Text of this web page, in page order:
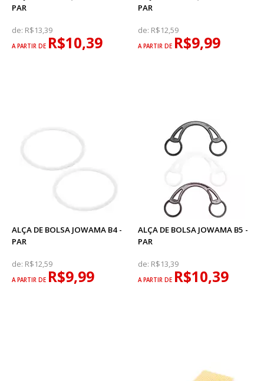
PAR
de: R$13,39
A PARTIR DE R$10,39
PAR
de: R$12,59
A PARTIR DE R$9,99
ALÇA DE BOLSA JOWAMA B4 -
PAR
de: R$12,59
A PARTIR DE R$9,99
ALÇA DE BOLSA JOWAMA B5 -
PAR
de: R$13,39
A PARTIR DE R$10,39